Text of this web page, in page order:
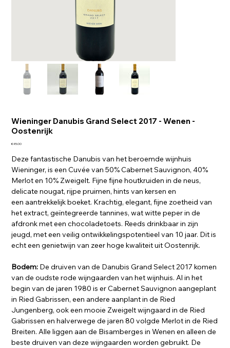
Wieninger Danubis Grand Select 2017 - Wenen -
Oostenrijk
Price
€45.00
Deze fantastische Danubis van het beroemde wijnhuis
Wieninger, is een Cuvée van 50% Cabernet Sauvignon, 40%
Merlot en 10% Zweigelt. Fijne fijne houtkruiden in de neus,
delicate nougat, rijpe pruimen, hints van kersen en
een aantrekkelijk boeket. Krachtig, elegant, fijne zoetheid van
het extract, geïntegreerde tannines, wat witte peper in de
afdronk met een chocoladetoets. Reeds drinkbaar in zijn
jeugd, met een veilig ontwikkelingspotentieel van 10 jaar. Dit is
echt een genietwijn van zeer hoge kwaliteit uit Oostenrijk.
Bodem: De druiven van de Danubis Grand Select 2017 komen
van de oudste rode wijngaarden van het wijnhuis. Al in het
begin van de jaren 1980 is er Cabernet Sauvignon aangeplant
in Ried Gabrissen, een andere aanplant in de Ried
Jungenberg, ook een mooie Zweigelt wijngaard in de Ried
Gabrissen en halverwege de jaren 80 volgde Merlot in de Ried
Breiten. Alle liggen aan de Bisamberges in Wenen en alleen de
beste druiven van deze wijngaarden worden gebruikt. De